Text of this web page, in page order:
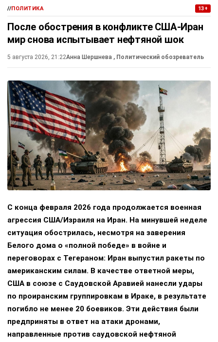
//ПОЛИТИКА 13+
После обострения в конфликте США-Иран
мир снова испытывает нефтяной шок
5 августа 2026, 21:22Анна Шершнева , Политический обозреватель
С конца февраля 2026 года продолжается военная
агрессия США/Израиля на Иран. На минувшей неделе
ситуация обострилась, несмотря на заверения
Белого дома о «полной победе» в войне и
переговорах с Тегераном: Иран выпустил ракеты по
американским силам. В качестве ответной меры,
США в союзе с Саудовской Аравией нанесли удары
по проиранским группировкам в Ираке, в результате
погибло не менее 20 боевиков. Эти действия были
предприняты в ответ на атаки дронами,
направленные против саудовской нефтяной